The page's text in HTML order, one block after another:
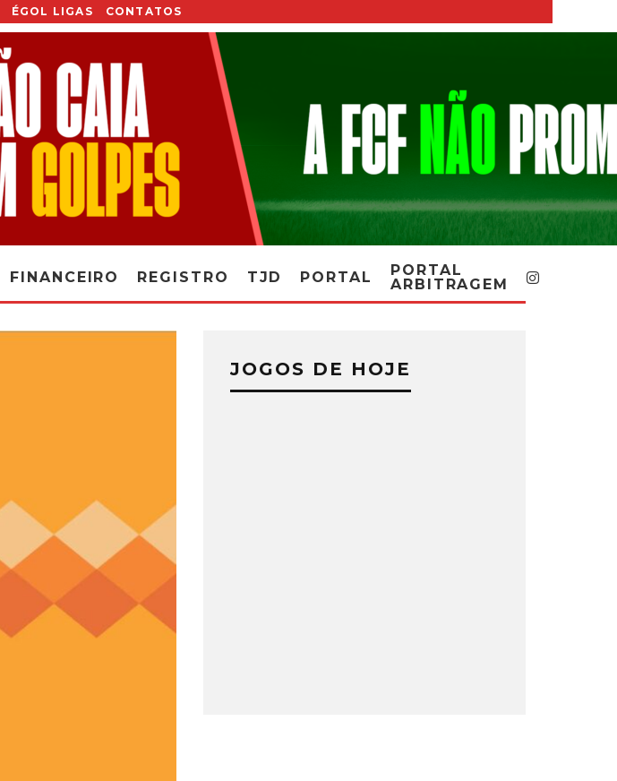
ÉGOL LIGAS CONTATOS
FINANCEIRO REGISTRO TJD PORTAL
PORTAL
ARBITRAGEM
JOGOS DE HOJE